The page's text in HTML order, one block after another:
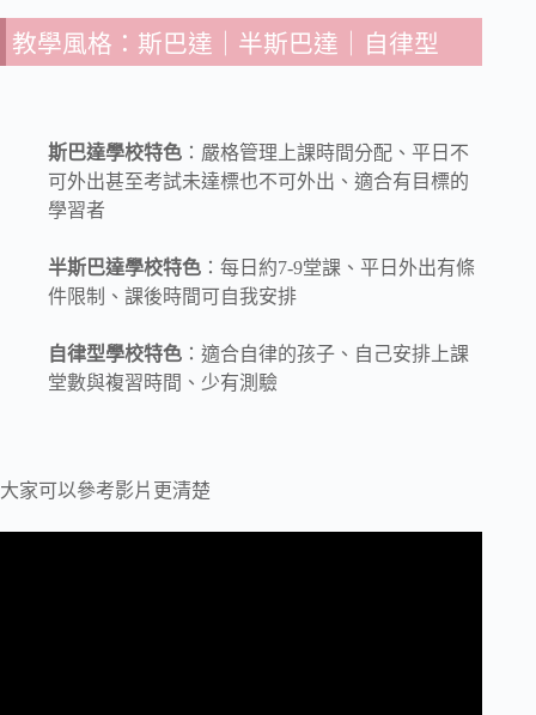
教學風格：斯巴達｜半斯巴達｜自律型
斯巴達學校特色 ：嚴格管理上課時間分配、平日不
可外出甚至考試未達標也不可外出、適合有目標的
學習者
半斯巴達學校特色 ：每日約7-9堂課、平日外出有條
件限制、課後時間可自我安排
自律型學校特色 ：適合自律的孩子、自己安排上課
堂數與複習時間、少有測驗
大家可以參考影片更清楚